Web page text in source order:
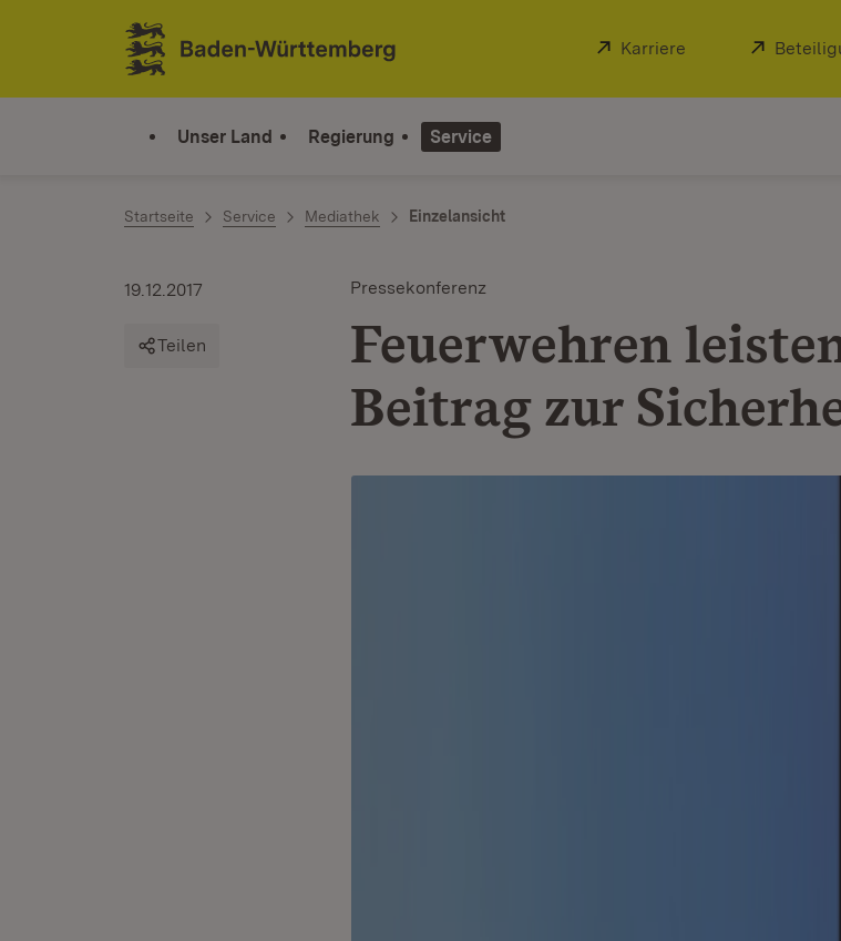
Zum Inhalt springen
Link zur Startseite
Extern:
Karriere (Öffnet in neuem
Extern:
Unser Land Regierung Service
Startseite Service Mediathek Einzelansicht
Pressekonferenz
Feuerwehren
Beitrag zur
19.12.2017
Teilen